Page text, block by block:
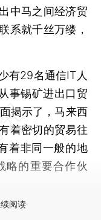
中马之间经济贸
系就千丝万缕，
29名通信IT人
事锡矿进出口贸
揭示了，马来西
着密切的贸易往
着非同一般的地
略的重要合作伙
阅读